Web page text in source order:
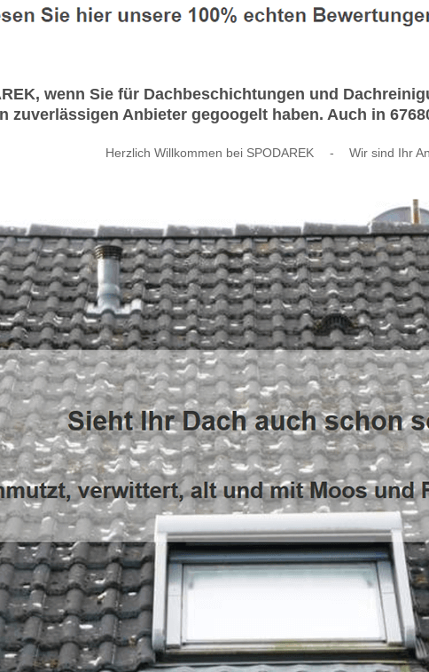
wenn Sie für Dachbeschichtungen und
zuverlässigen Anbieter gegoogelt haben. Auch in
Herzlich Willkommen bei SPODAREK - Wir sind Ihr